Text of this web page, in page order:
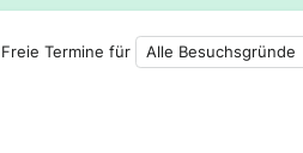
Freie Termine für